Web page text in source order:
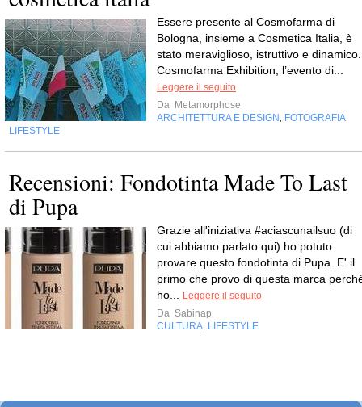
Essere presente al Cosmofarma di
Bologna, insieme a Cosmetica Italia, è
stato meraviglioso, istruttivo e dinamico.
Cosmofarma Exhibition, l’evento di...
Leggere il seguito
Da Metamorphose
ARCHITETTURA E DESIGN
FOTOGRAFIA
LIFESTYLE
Recensioni: Fondotinta Made To Last
di Pupa
Grazie all'iniziativa #aciascunailsuo (di
cui abbiamo parlato qui) ho potuto
provare questo fondotinta di Pupa. E' il
primo che provo di questa marca
ho...
Leggere il seguito
Da Sabinap
CULTURA LIFESTYLE